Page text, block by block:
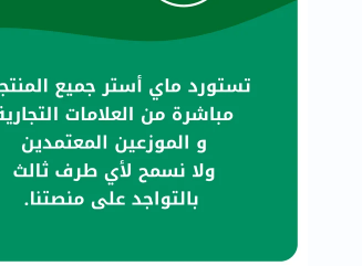
الغذائي
الصحية
البشرة
والشعر
العظام
والمفاصل